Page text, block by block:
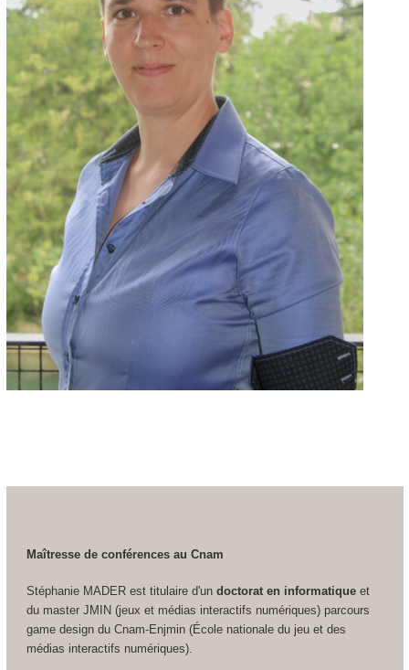
Maîtresse de conférences au Cnam
Stéphanie MADER est titulaire d'un doctorat en informatiqueet
du master JMIN (jeux et médias interactifs numériques) parcours
game design du Cnam-Enjmin (École nationale du jeu et des
médias interactifs numériques).